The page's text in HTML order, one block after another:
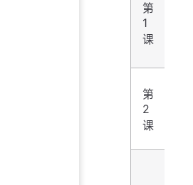
第
1
课
第
2
课